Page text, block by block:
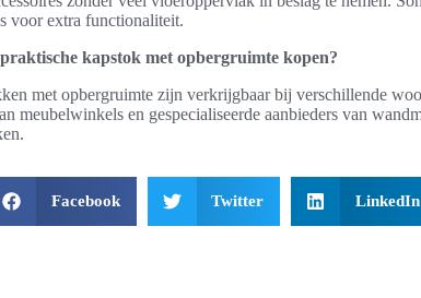
voor extra functionaliteit.
kapstok met opbergruimte kopen?
met opbergruimte zijn verkrijgbaar bij verschillende
meubelwinkels en gespecialiseerde aanbieders van
Facebook Twitter LinkedIn